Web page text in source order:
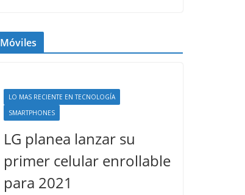
Móviles
LO MAS RECIENTE EN TECNOLOGÍA
SMARTPHONES
LG planea lanzar su
primer celular enrollable
para 2021